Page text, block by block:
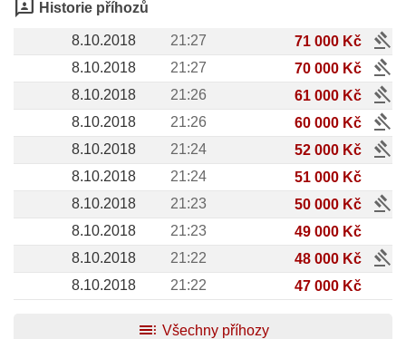
3p Historie příhozů
8.10.2018 21:27 71 000 Kč gavel
8.10.2018 21:27 70 000 Kč gavel
8.10.2018 21:26 61 000 Kč gavel
8.10.2018 21:26 60 000 Kč gavel
8.10.2018 21:24 52 000 Kč gavel
8.10.2018 21:24
51 000 Kč
8.10.2018
21:23 50 000 Kč gavel
8.10.2018 21:23
49 000 Kč
8.10.2018
21:22 48 000 Kč gavel
8.10.2018 21:22 47 000 Kč
toc Všechny příhozy